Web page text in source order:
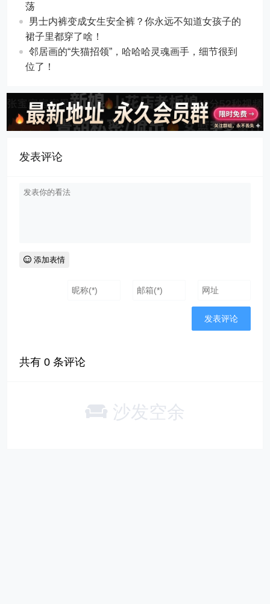
荡
男士内裤变成女生安全裤？你永远不知道女孩子的
裙子里都穿了啥！
邻居画的“失猫招领”，哈哈哈灵魂画手，细节很到
位了！
发表评论
添加表情
共有0 条评论
沙发空余